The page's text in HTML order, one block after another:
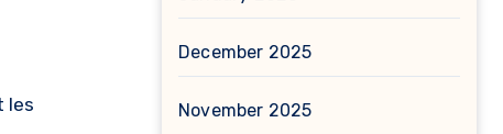
les
December 2025
November 2025